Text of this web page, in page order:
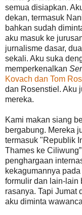
semua disiapkan.
dekan, termasuk
bahkan sudah
aku masuk ke
jurnalisme dasar,
sekali. Aku suka
memperkenalkan
Kovach dan Tom
dan Rosenstiel. Aku
mereka.
Kami makan siang
bergabung. Mereka
termasuk "Republik
Thames ke
penghargaan
kekagumannya
formulir dan lain-lain
rasanya. Tapi Jumat
aku diminta